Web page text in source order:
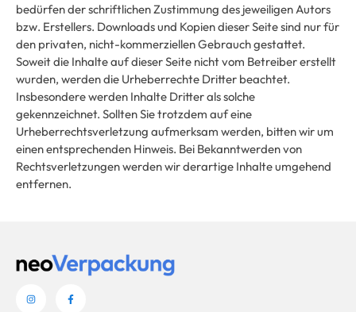
bedürfen der schriftlichen Zustimmung des jeweiligen Autors
bzw. Erstellers. Downloads und Kopien dieser Seite sind nur für
den privaten, nicht-kommerziellen Gebrauch gestattet.
Soweit die Inhalte auf dieser Seite nicht vom Betreiber erstellt
wurden, werden die Urheberrechte Dritter beachtet.
Insbesondere werden Inhalte Dritter als solche
gekennzeichnet. Sollten Sie trotzdem auf eine
Urheberrechtsverletzung aufmerksam werden, bitten wir um
einen entsprechenden Hinweis. Bei Bekanntwerden von
Rechtsverletzungen werden wir derartige Inhalte umgehend
entfernen.